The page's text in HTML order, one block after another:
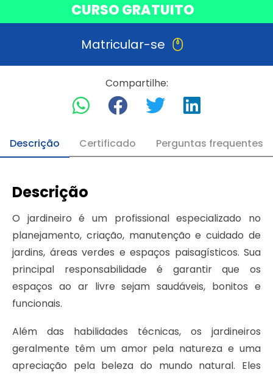
CURSO GRATUITO
Matricular-se
Compartilhe:
Descrição Certificado Perguntas frequentes
Descrição
O jardineiro é um profissional especializado no
planejamento, criação, manutenção e cuidado de
jardins, áreas verdes e espaços paisagísticos. Sua
principal responsabilidade é garantir que os
espaços ao ar livre sejam saudáveis, bonitos e
funcionais.
Além das habilidades técnicas, os jardineiros
geralmente têm um amor pela natureza e uma
apreciação pela beleza do mundo natural. Eles